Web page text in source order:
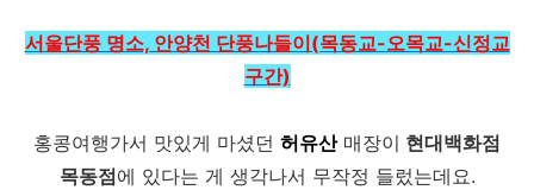
서울단풍 명소, 안양천 단풍나들이(목동교-오목교-신정교
구간)
홍콩여행가서 맛있게 마셨던 허유산매장이 현대백화점
목동점에 있다는 게 생각나서 무작정 들렀는데요.